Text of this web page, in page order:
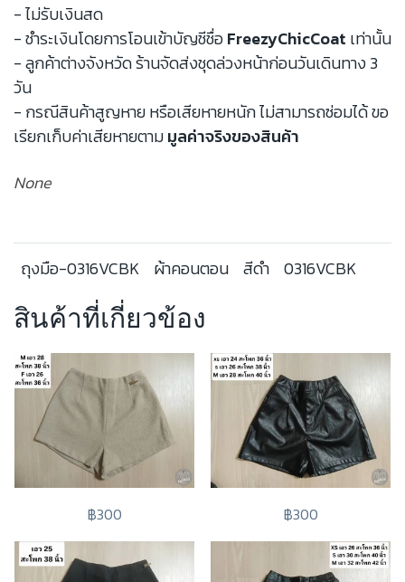
- ไม่รับเงินสด
- ชำระเงินโดยการโอนเข้าบัญชีชื่อFreezyChicCoat เท่านั้น
- ลูกค้าต่างจังหวัด ร้านจัดส่งชุดล่วงหน้าก่อนวันเดินทาง 3
วัน
- กรณีสินค้าสูญหาย หรือเสียหายหนัก ไม่สามารถซ่อมได้ ขอ
เรียกเก็บค่าเสียหายตามมูลค่าจริงของสินค้า
None
ถุงมือ-0316VCBK ผ้าคอนตอน สีดำ 0316VCBK
สินค้าที่เกี่ยวข้อง
฿300 ฿300